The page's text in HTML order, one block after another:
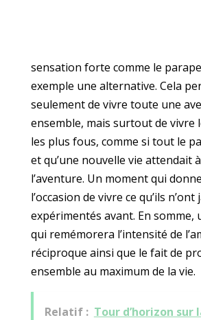
sensation forte comme le
exemple une alternative. Cela
seulement de vivre toute une
ensemble, mais surtout de vivre
les plus fous, comme si tout le
et qu’une nouvelle vie attendait
l’aventure. Un moment qui
l’occasion de vivre ce qu’ils
expérimentés avant. En somme,
qui remémorera l’intensité de
réciproque ainsi que le fait de
ensemble au maximum de la vie.
Relatif : Tour d’horizon sur